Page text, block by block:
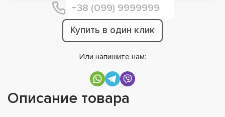
Купить в один клик
Или напишите нам:
Описание товара